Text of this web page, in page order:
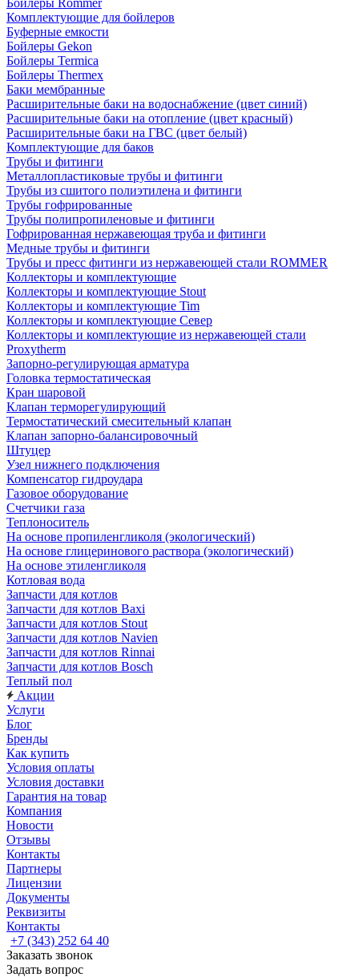
Бойлеры Rommer
Комплектующие для бойлеров
Буферные емкости
Бойлеры Gekon
Бойлеры Termica
Бойлеры Thermex
Баки мембранные
Расширительные баки на водоснабжение (цвет синий)
Расширительные баки на отопление (цвет красный)
Расширительные баки на ГВС (цвет белый)
Комплектующие для баков
Трубы и фитинги
Металлопластиковые трубы и фитинги
Трубы из сшитого полиэтилена и фитинги
Трубы гофрированные
Трубы полипропиленовые и фитинги
Гофрированная нержавеющая труба и фитинги
Медные трубы и фитинги
Трубы и пресс фитинги из нержавеющей стали ROMMER
Коллекторы и комплектующие
Коллекторы и комплектующие Stout
Коллекторы и комплектующие Tim
Коллекторы и комплектующие Север
Коллекторы и комплектующие из нержавеющей стали
Proxytherm
Запорно-регулирующая арматура
Головка термостатическая
Кран шаровой
Клапан терморегулирующий
Термостатический смесительный клапан
Клапан запорно-балансировочный
Штуцер
Узел нижнего подключения
Компенсатор гидроудара
Газовое оборудование
Счетчики газа
Теплоноситель
На основе пропиленгликоля (экологический)
На основе глицеринового раствора (экологический)
На основе этиленгликоля
Котловая вода
Запчасти для котлов
Запчасти для котлов Baxi
Запчасти для котлов Stout
Запчасти для котлов Navien
Запчасти для котлов Rinnai
Запчасти для котлов Bosch
Теплый пол
Акции
Услуги
Блог
Бренды
Как купить
Условия оплаты
Условия доставки
Гарантия на товар
Компания
Новости
Отзывы
Контакты
Партнеры
Лицензии
Документы
Реквизиты
Контакты
+7 (343) 252 64 40
Заказать звонок
Задать вопрос